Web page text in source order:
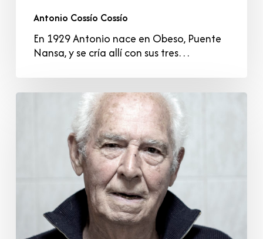
Antonio Cossío Cossío
En 1929 Antonio nace en Obeso, Puente
Nansa, y se cría allí con sus tres…
Luis